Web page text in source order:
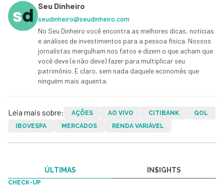
Seu Dinheiro
seudinheiro@seudinheiro.com
No Seu Dinheiro você encontra as melhores dicas, notícias
e análises de investimentos para a pessoa física. Nossos
jornalistas mergulham nos fatos e dizem o que acham que
você deve (e não deve) fazer para multiplicar seu
patrimônio. E claro, sem nada daquele economês que
ninguém mais aguenta.
Leia mais sobre: AÇÕES AO VIVO CITIBANK
GOL
IBOVESPA
MERCADOS RENDA VARIÁVEL
ÚLTIMAS IN$IGHTS
CHECK-UP